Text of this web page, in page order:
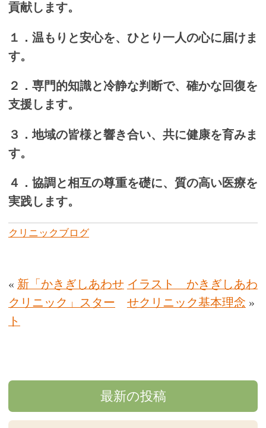
貢献します。
１．温もりと安心を、ひとり一人の心に届けま
す。
２．専門的知識と冷静な判断で、確かな回復を
支援します。
３．地域の皆様と響き合い、共に健康を育みま
す。
４．協調と相互の尊重を礎に、質の高い医療を
実践します。
クリニックブログ
« 新「かきぎしあわせ
クリニック」スター
ト
イラスト かきぎしあわ
せクリニック基本理念 »
最新の投稿